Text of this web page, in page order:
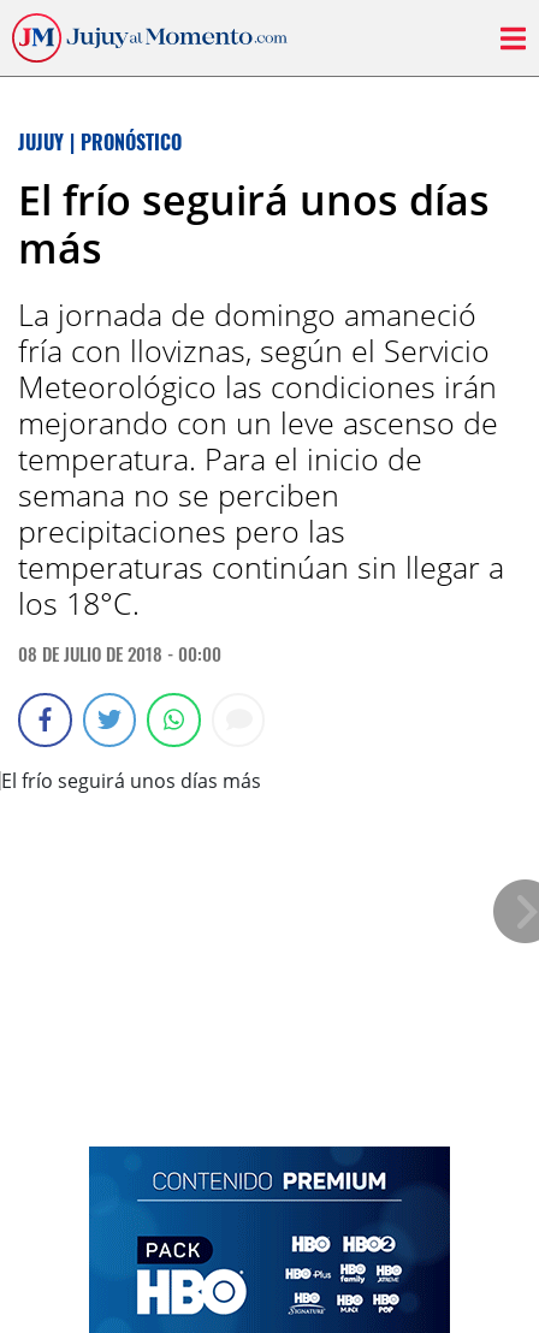
JUJUY | PRONÓSTICO
El frío seguirá unos días
más
La jornada de domingo amaneció
fría con lloviznas, según el Servicio
Meteorológico las condiciones irán
mejorando con un leve ascenso de
temperatura. Para el inicio de
semana no se perciben
precipitaciones pero las
temperaturas continúan sin llegar a
los 18°C.
08 DE JULIO DE 2018 - 00:00